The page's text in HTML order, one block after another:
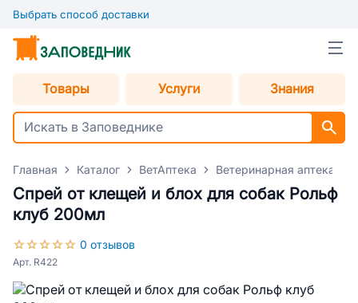
Выбрать способ доставки
Товары Услуги Знания
Главная Каталог ВетАптека Ветеринарная аптека
Спрей от клещей и блох для собак Рольф
клуб 200мл
0 отзывов
Арт. R422